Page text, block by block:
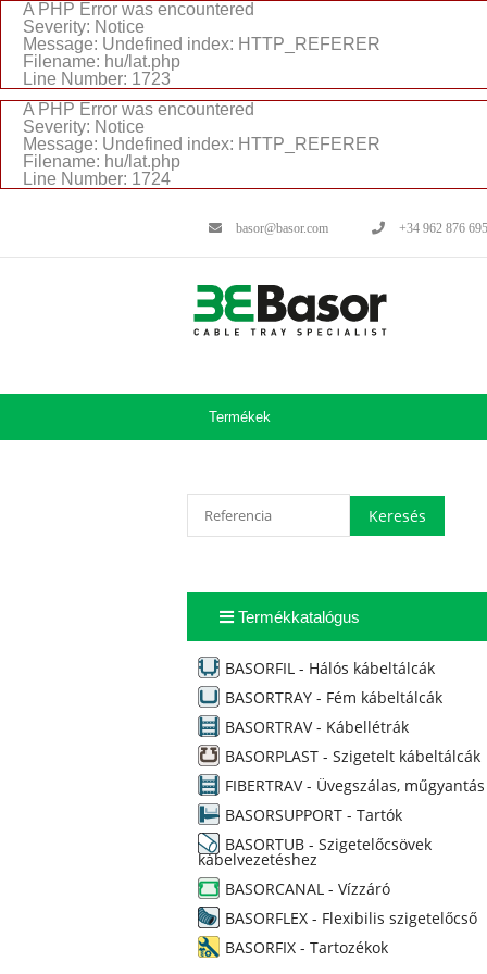
A PHP Error was encountered
Severity: Notice
Message: Undefined index: HTTP_REFERER
Filename: hu/lat.php
Line Number: 1723
A PHP Error was encountered
Severity: Notice
Message: Undefined index: HTTP_REFERER
Filename: hu/lat.php
Line Number: 1724
basor@basor.com +34 962 876 695
Termékek
Termékkatalógus
BASORFIL - Hálós kábeltálcák
BASORTRAY - Fém kábeltálcák
BASORTRAV - Kábellétrák
BASORPLAST - Szigetelt kábeltálcák
FIBERTRAV - Üvegszálas, műgyantás
BASORSUPPORT - Tartók
BASORTUB - Szigetelőcsövek
kábelvezetéshez
BASORCANAL - Vízzáró
BASORFLEX - Flexibilis szigetelőcső
BASORFIX - Tartozékok